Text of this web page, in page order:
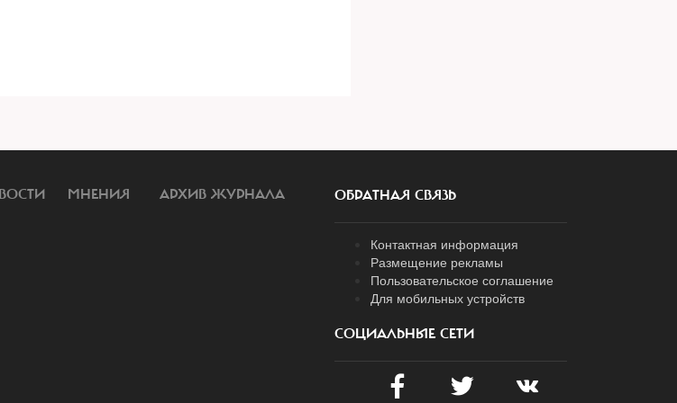
МНЕНИЯ АРХИВ ЖУРНАЛА ОБРАТНАЯ СВЯЗЬ
Контактная информация
Размещение рекламы
Пользовательское соглашение
Для мобильных устройств
СОЦИАЛЬНЫЕ СЕТИ